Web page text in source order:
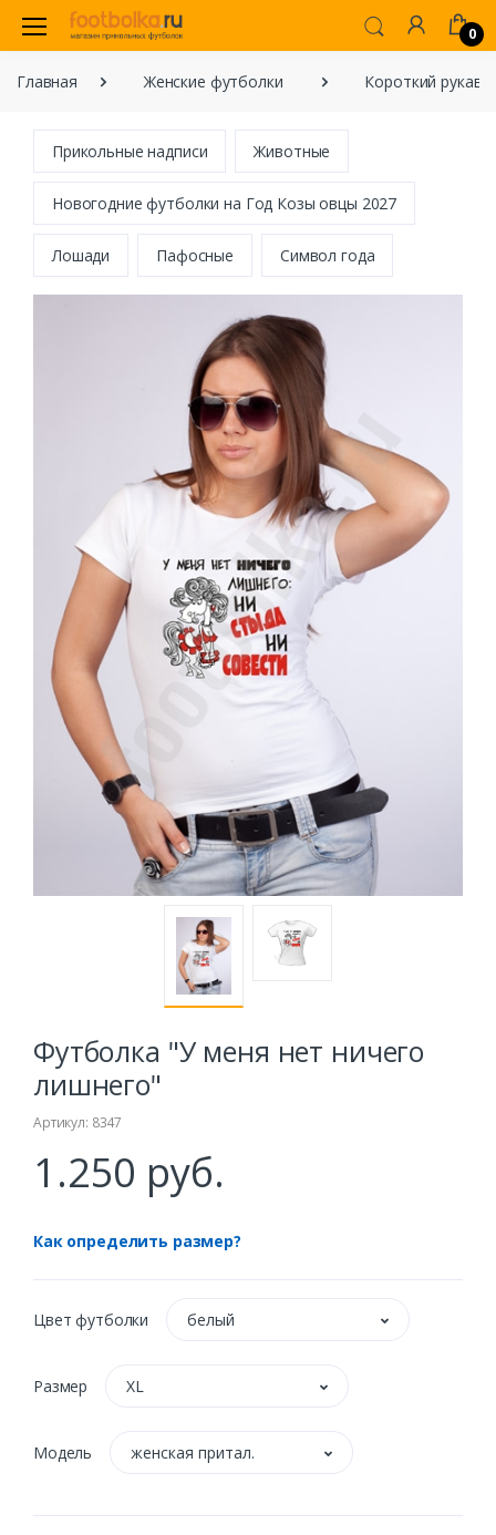
0
Главная Женские футболки Короткий рукав
Прикольные надписи Животные
Новогодние футболки на Год Козы овцы 2027
Лошади Пафосные Символ года
Футболка "У меня нет ничего
лишнего"
Артикул: 8347
1.250 руб.
Как определить размер?
Цвет футболки белый
Размер XL
Модель женская притал.